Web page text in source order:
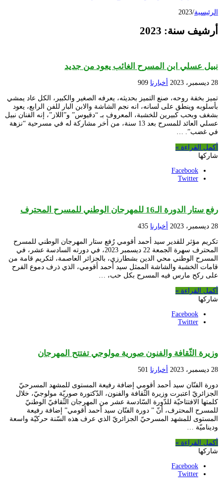
الرئيسية/
2023
أرشيف سنة: 2023
نبيل عسلي ابن المسرح الغائب يعود من جديد
28 ديسمبر، 2023 أخبارنا 909
تميز بخفة روحه، صنع التميز بحديثه، يعرفه الصغير والكبير، الكل عاد يمشي
بأسلوبه وينطق على لسانه، انه نجم الشاشة والابن البار للفن الرابع، يعود
بشغف وبحب كبيرين للخشبة، المعروف بـ “دقيوس” و”اللاز”، إنه الفنان نبيل
عسلي العائد للمسرح بعد 13 سنة، من أخر مشاركة له في مسرحية “نزهة
في غضب”. …
أكمل القراءة »
شاركها
Facebook
Twitter
رفع ستار الدورة الـ16 للمهرجان الوطني للمسرح المحترف
28 ديسمبر، 2023 أخبارنا 435
تكريم مؤثر للقدير سيد أحمد أقومي رُفع ستار المهرجان الوطني للمسرح
المحترف سهرة الجمعة 22 ديسمبر 2023، في دورته السادسة عشر، في
المسرح الوطني محي الدين بشطارزي، بالجزائر العاصمة، لتكريم قامة من
قامات الخشبة والشاشة الممثل سيد أحمد أقومي، الذي ذرف دموع الفرح
على ركح مارس فيه المسرح بكل حب، …
أكمل القراءة »
شاركها
Facebook
Twitter
وزيرة الثّقافة والفنون صورية مولوجي تفتتح المهرجان
28 ديسمبر، 2023 أخبارنا 501
دورة الفنّان سيد أحمد أقومي إضافة رفيعة المستوى للمشهد المسرحيّ
الجزائريّ اعتبرت وزيرة الثّقافة والفنون، الدّكتورة صوريّة مولوجيّ، خلال
كلمتها الافتتاحيّة للدّورة السّادسة عشر من المهرجان الثّقافيّ الوطنيّ
للمسرح المحترف، أنّ ” دورة الفنّان سيد أحمد أقومي” إضافة رفيعة
المستوى للمشهد المسرحيّ الجزائريّ الذي عرف هذه السّنة حركيّة واسعة
وديناميّة …
أكمل القراءة »
شاركها
Facebook
Twitter